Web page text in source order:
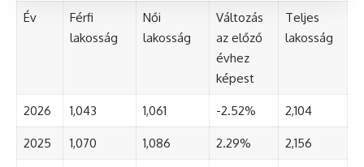
Év
Férfi
lakosság
Női
lakosság
Változás
az előző
évhez
képest
Teljes
lakosság
2026 1,043 1,061 -2.52% 2,104
2025 1,070 1,086 2.29% 2,156